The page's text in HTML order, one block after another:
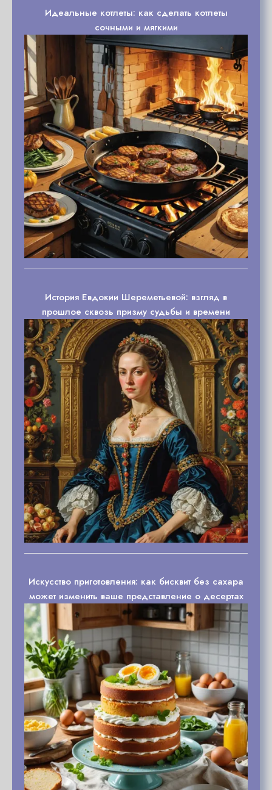
Идеальные котлеты: как сделать котлеты
сочными и мягкими
История Евдокии Шереметьевой: взгляд в
прошлое сквозь призму судьбы и времени
Искусство приготовления: как бисквит без сахара
может изменить ваше представление о десертах